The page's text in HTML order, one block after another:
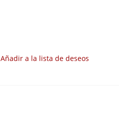
Añadir a la lista de deseos